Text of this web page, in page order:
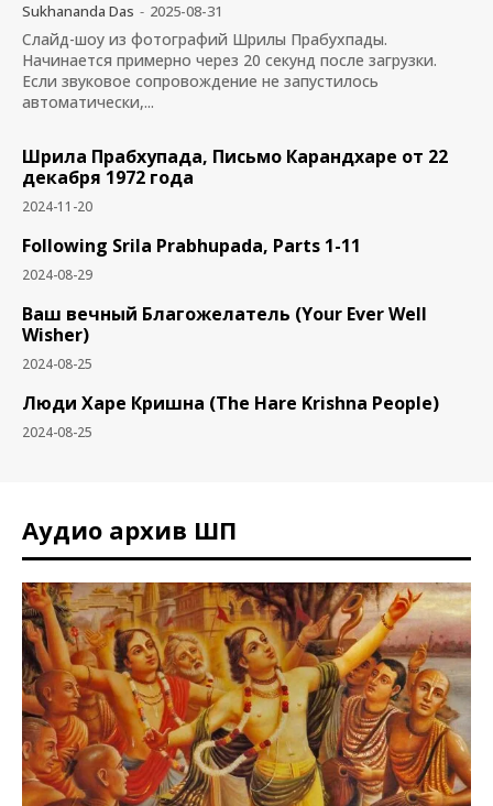
Sukhananda Das - 2025-08-31
Слайд-шоу из фотографий Шрилы Прабухпады.
Начинается примерно через 20 секунд после загрузки.
Если звуковое сопровождение не запустилось
автоматически,...
Шрила Прабхупада, Письмо Карандхаре от 22
декабря 1972 года
2024-11-20
Following Srila Prabhupada, Parts 1-11
2024-08-29
Ваш вечный Благожелатель (Your Ever Well
Wisher)
2024-08-25
Люди Харе Кришна (The Hare Krishna People)
2024-08-25
Аудио архив ШП